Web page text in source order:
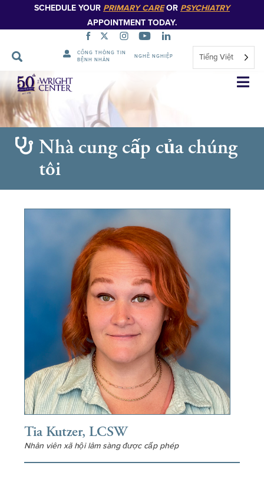
SCHEDULE YOUR PRIMARY CAREOR PSYCHIATRY
APPOINTMENT TODAY.
CỔNG THÔNG TIN
BỆNH NHÂN
NGHỀ NGHIỆP Tiếng Việt
Bỏ
qua
điều
hướng
Nhà cung cấp của chúng
tôi
Tia Kutzer, LCSW
Nhân viên xã hội lâm sàng được cấp phép